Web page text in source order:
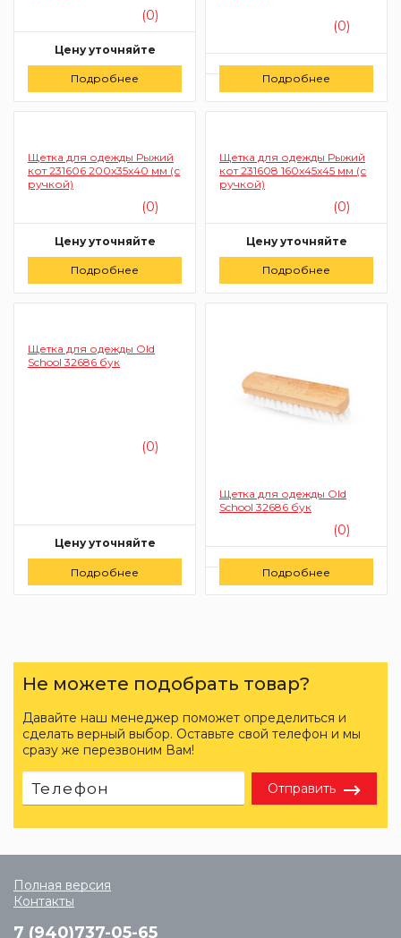
(0)
Цену уточняйте
Заказать
Подробнее
(0)
Заказать
Подробнее
Щетка для одежды Рыжий
кот 231606 200x35x40 мм (с
ручкой)
(0)
Цену уточняйте
Заказать
Подробнее
Щетка для одежды Рыжий
кот 231608 160x45x45 мм (с
ручкой)
(0)
Цену уточняйте
Заказать
Подробнее
Щетка для одежды Old
School 32686 бук
(0)
Цену уточняйте
Заказать
Подробнее
Щетка для одежды Old
School 32686 бук
(0)
Заказать
Подробнее
Не можете подобрать товар?
Давайте наш менеджер поможет определиться и
сделать верный выбор. Оставьте свой телефон и мы
сразу же перезвоним Вам!
Отправить
Полная версия
Контакты
7 (940)737-05-65